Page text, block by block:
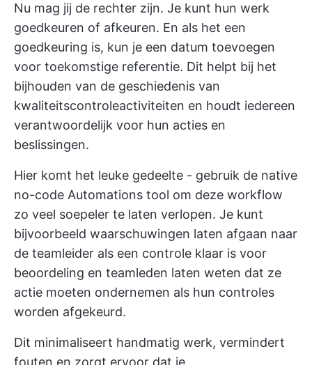
Nu mag jij de rechter zijn. Je kunt hun werk
goedkeuren of afkeuren. En als het een
goedkeuring is, kun je een datum toevoegen
voor toekomstige referentie. Dit helpt bij het
bijhouden van de geschiedenis van
kwaliteitscontroleactiviteiten en houdt iedereen
verantwoordelijk voor hun acties en
beslissingen.
Hier komt het leuke gedeelte - gebruik de native
no-code Automations tool om deze workflow
zo veel soepeler te laten verlopen. Je kunt
bijvoorbeeld waarschuwingen laten afgaan naar
de teamleider als een controle klaar is voor
beoordeling en teamleden laten weten dat ze
actie moeten ondernemen als hun controles
worden afgekeurd.
Dit minimaliseert handmatig werk, vermindert